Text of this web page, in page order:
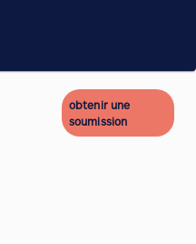
obtenir une
soumission